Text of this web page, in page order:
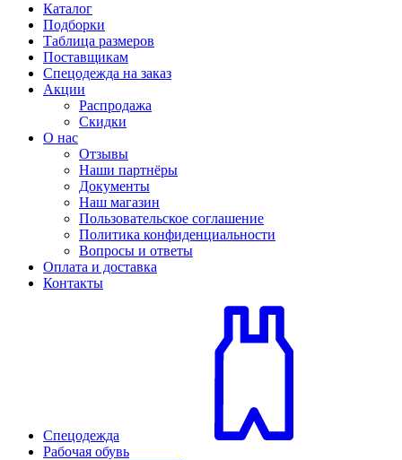
Каталог
Подборки
Таблица размеров
Поставщикам
Спецодежда на заказ
Акции
Распродажа
Скидки
О нас
Отзывы
Наши партнёры
Документы
Наш магазин
Пользовательское соглашение
Политика конфиденциальности
Вопросы и ответы
Оплата и доставка
Контакты
Спецодежда
Рабочая обувь